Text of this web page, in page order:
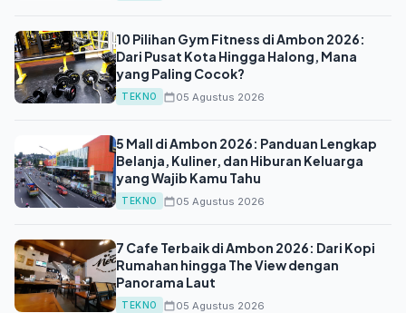
10 Pilihan Gym Fitness di Ambon 2026:
Dari Pusat Kota Hingga Halong, Mana
yang Paling Cocok?
TEKNO 05 Agustus 2026
5 Mall di Ambon 2026: Panduan Lengkap
Belanja, Kuliner, dan Hiburan Keluarga
yang Wajib Kamu Tahu
TEKNO 05 Agustus 2026
7 Cafe Terbaik di Ambon 2026: Dari Kopi
Rumahan hingga The View dengan
Panorama Laut
TEKNO 05 Agustus 2026